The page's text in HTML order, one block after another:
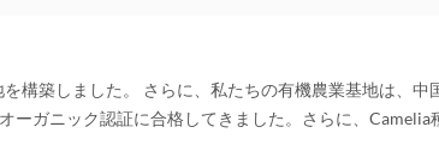
構築しました。 さらに、私たちの有機農業基地は、中
ーガニック認証に合格してきました。さらに、Camelia